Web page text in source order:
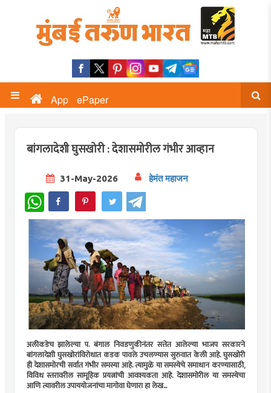
App ePaper
बांगलादेशी घुसखोरी : देशासमोरील गंभीर आव्हान
31-May-2026 हेमंत महाजन
WhatsApp
अलीकडेच झालेल्या प. बंगाल निवडणुकीनंतर सत्तेत आलेल्या भाजप सरकारने
बांगलादेशी घुसखोरांविरोधात कडक पावले उचलण्यास सुरुवात केली आहे. घुसखोरी
ही देशासमोरची सर्वात गंभीर समस्या आहे. त्यामुळे या समस्येचे समाधान करण्यासाठी,
विविध स्तरावरील सामूहिक प्रयत्नांची आवश्यकता आहे. देशासमोरील या समस्येचा
आणि त्यावरील उपाययोजनांचा मागोवा घेणारा हा लेख...